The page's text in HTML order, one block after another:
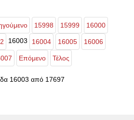
15998 15999 16000
16003 16004 16005 16006
Επόμενο Τέλος
16003 από 17697